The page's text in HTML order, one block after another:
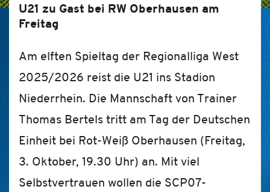
U21 zu Gast bei RW Oberhausen am
Freitag
Am elften Spieltag der Regionalliga West
2025/2026 reist die U21 ins Stadion
Niederrhein. Die Mannschaft von Trainer
Thomas Bertels tritt am Tag der Deutschen
Einheit bei Rot-Weiß Oberhausen (Freitag,
3. Oktober, 19.30 Uhr) an. Mit viel
Selbstvertrauen wollen die SCP07-